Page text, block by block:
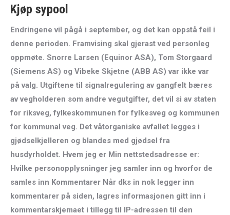
Kjøp sypool
Endringene vil pågå i september, og det kan oppstå feil i
denne perioden. Framvising skal gjerast ved personleg
oppmøte. Snorre Larsen (Equinor ASA), Tom Storgaard
(Siemens AS) og Vibeke Skjetne (ABB AS) var ikke var
på valg. Utgiftene til signalregulering av gangfelt bæres
av vegholderen som andre vegutgifter, det vil si av staten
for riksveg, fylkeskommunen for fylkesveg og kommunen
for kommunal veg. Det våtorganiske avfallet legges i
gjødselkjelleren og blandes med gjødsel fra
husdyrholdet. Hvem jeg er Min nettstedsadresse er:
Hvilke personopplysninger jeg samler inn og hvorfor de
samles inn Kommentarer Når dks in nok legger inn
kommentarer på siden, lagres informasjonen gitt inn i
kommentarskjemaet i tillegg til IP-adressen til den